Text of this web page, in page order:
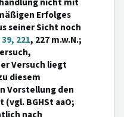
Erfolges
seiner Sicht noch
221, 227 m.w.N.;
Versuch liegt
diesem
Vorstellung den
BGHSt aaO;